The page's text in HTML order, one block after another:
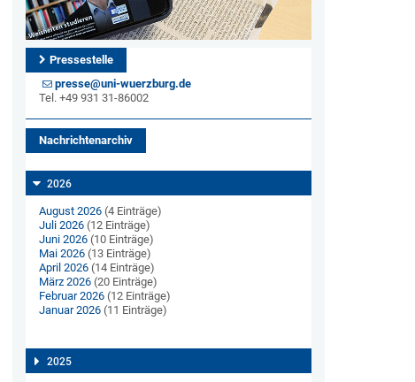
Pressestelle
presse@uni-wuerzburg.de
Tel. +49 931 31-86002
Nachrichtenarchiv
2026
August 2026(4 Einträge)
Juli 2026(12 Einträge)
Juni 2026(10 Einträge)
Mai 2026(13 Einträge)
April 2026(14 Einträge)
März 2026(20 Einträge)
Februar 2026(12 Einträge)
Januar 2026(11 Einträge)
2025